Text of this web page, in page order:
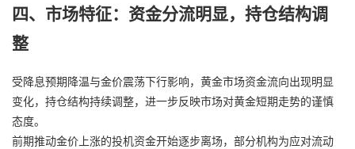
四、市场特征：资金分流明显，持仓结构调
整
受降息预期降温与金价震荡下行影响，黄金市场资金流向出现明显
变化，持仓结构持续调整，进一步反映市场对黄金短期走势的谨慎
态度。
前期推动金价上涨的投机资金开始逐步离场，部分机构为应对流动